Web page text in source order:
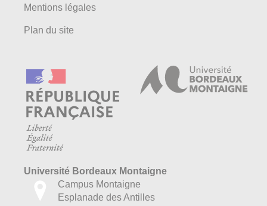
Mentions légales
Plan du site
Université Bordeaux Montaigne
Campus Montaigne
Esplanade des Antilles